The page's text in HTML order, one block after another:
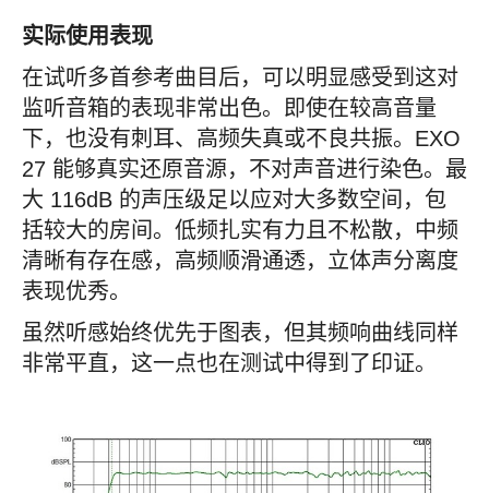
实际使用表现
在试听多首参考曲目后，可以明显感受到这对
监听音箱的表现非常出色。即使在较高音量
下，也没有刺耳、高频失真或不良共振。EXO
27 能够真实还原音源，不对声音进行染色。最
大 116dB 的声压级足以应对大多数空间，包
括较大的房间。低频扎实有力且不松散，中频
清晰有存在感，高频顺滑通透，立体声分离度
表现优秀。
虽然听感始终优先于图表，但其频响曲线同样
非常平直，这一点也在测试中得到了印证。